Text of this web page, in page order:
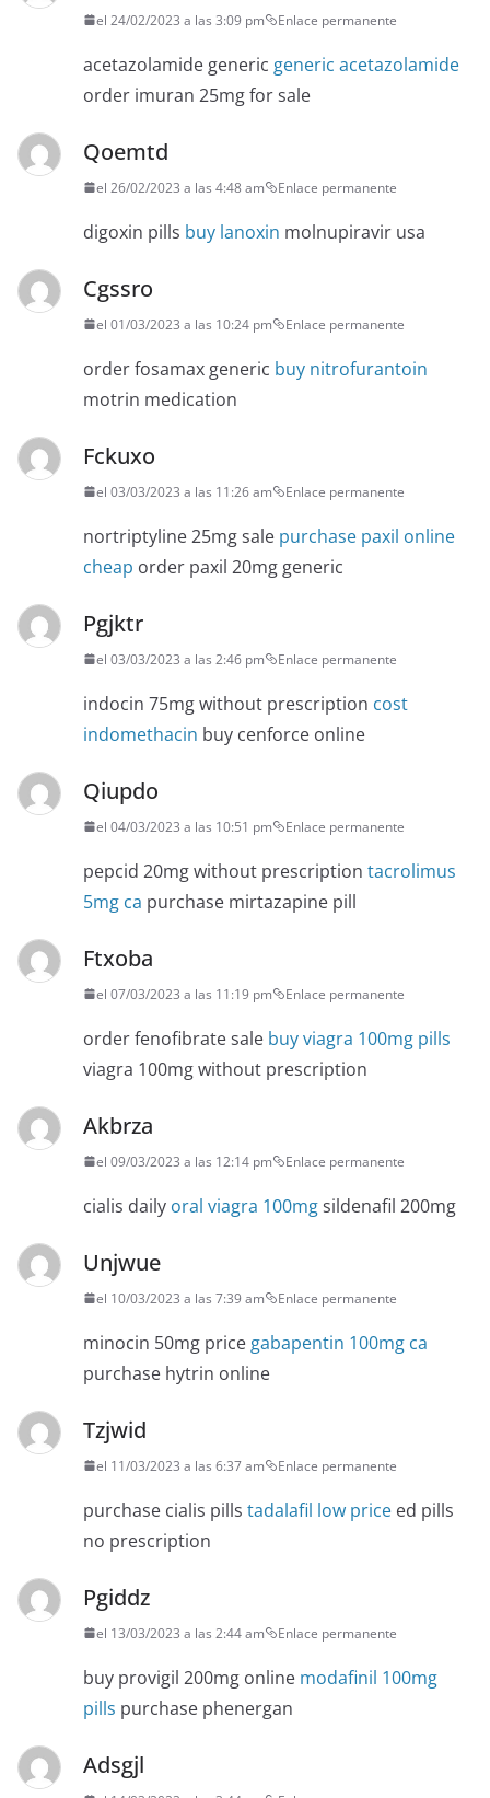
el 24/02/2023 a las 3:09 pm Enlace permanente
acetazolamide generic generic acetazolamide
order imuran 25mg for sale
Qoemtd
el 26/02/2023 a las 4:48 am Enlace permanente
digoxin pills buy lanoxin molnupiravir usa
Cgssro
el 01/03/2023 a las 10:24 pm Enlace permanente
order fosamax generic buy nitrofurantoin
motrin medication
Fckuxo
el 03/03/2023 a las 11:26 am Enlace permanente
nortriptyline 25mg sale purchase paxil online
cheap order paxil 20mg generic
Pgjktr
el 03/03/2023 a las 2:46 pm Enlace permanente
indocin 75mg without prescription cost
indomethacin buy cenforce online
Qiupdo
el 04/03/2023 a las 10:51 pm Enlace permanente
pepcid 20mg without prescription tacrolimus
5mg ca purchase mirtazapine pill
Ftxoba
el 07/03/2023 a las 11:19 pm Enlace permanente
order fenofibrate sale buy viagra 100mg pills
viagra 100mg without prescription
Akbrza
el 09/03/2023 a las 12:14 pm Enlace permanente
cialis daily oral viagra 100mgsildenafil 200mg
Unjwue
el 10/03/2023 a las 7:39 am Enlace permanente
minocin 50mg price gabapentin 100mg ca
purchase hytrin online
Tzjwid
el 11/03/2023 a las 6:37 am Enlace permanente
purchase cialis pills tadalafil low price ed pills
no prescription
Pgiddz
el 13/03/2023 a las 2:44 am Enlace permanente
buy provigil 200mg online modafinil 100mg
pills purchase phenergan
Adsgjl